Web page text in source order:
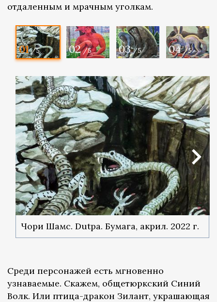
отдаленным и мрачным уголкам.
01 /5 02 /5 03 /5 04 /5
Чори Шамс. Dutpa. Бумага, акрил. 2022 г.
Среди персонажей есть мгновенно
узнаваемые. Скажем, общетюркский Синий
Волк. Или птица-дракон Зилант, украшающая